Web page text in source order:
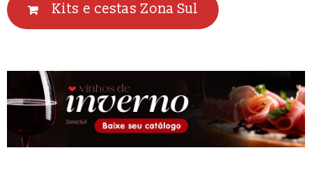
Kits e cestas Zona Sul